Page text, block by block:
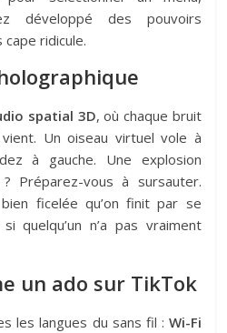
développé des pouvoirs
ridicule.
spatial 3D, où chaque bruit
Un oiseau virtuel vole à
à gauche. Une explosion
Préparez-vous à sursauter.
ficelée qu’on finit par se
quelqu’un n’a pas vraiment
un ado sur TikTok
les langues du sans fil : Wi-Fi